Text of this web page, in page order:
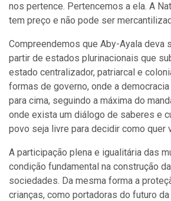
nos pertence. Pertencemos a ela. A
tem preço e não pode ser
Compreendemos que Aby-Ayala deva
partir de estados plurinacionais que
estado centralizador, patriarcal e
formas de governo, onde a
para cima, seguindo a máxima do
onde exista um diálogo de saberes e
povo seja livre para decidir como quer
A participação plena e igualitária das
condição fundamental na construção
sociedades. Da mesma forma a
crianças, como portadoras do futuro da